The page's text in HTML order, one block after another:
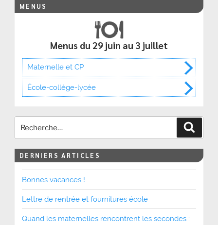
MENUS
Menus du 29 juin au 3 juillet
Maternelle et CP
École-collège-lycée
DERNIERS ARTICLES
Bonnes vacances !
Lettre de rentrée et fournitures école
Quand les maternelles rencontrent les secondes :